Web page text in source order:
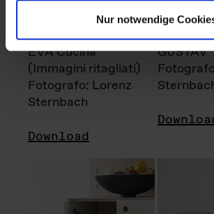
Nur notwendige
EVA Cucina
(Immagini ritagliati)
Fotografo: Lorenz
Sternbach
Download
GUSTAV